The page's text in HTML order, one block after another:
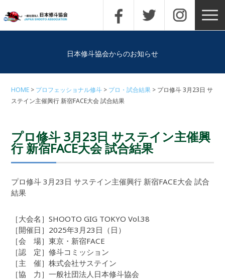
日本修斗協会からのお知らせ
HOME プロフェッショナル修斗 プロ・試合結果
プロ修斗 3月23日 サ
ステイン主催興行 新宿FACE大会 試合結果
プロ修斗 3月23日 サステイン主催興
行 新宿FACE大会 試合結果
プロ修斗 3月23日 サステイン主催興行 新宿FACE大会 試合
結果
［大会名］SHOOTO GIG TOKYO Vol.38
［開催日］2025年3月23日（日）
［会 場］東京・新宿FACE
［認 定］修斗コミッション
［主 催］株式会社サステイン
［協 力］一般社団法人日本修斗協会